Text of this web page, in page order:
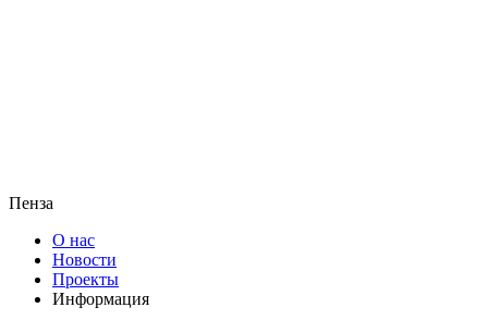
Пенза
О нас
Новости
Проекты
Информация